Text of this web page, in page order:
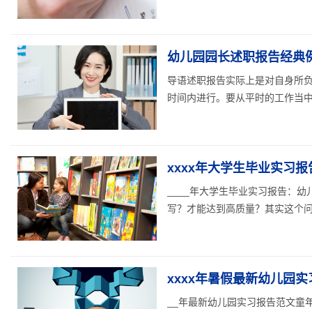
幼儿园园长述职报告经典
导语述职报告实际上是对自身所
时间内进行。要从平时的工作当
xxxx年大学生毕业实习报
____年大学生毕业实习报告：
写？才能达到高质量？其实这个
xxxx年暑假最新幼儿园实
__年最新幼儿园实习报告范文